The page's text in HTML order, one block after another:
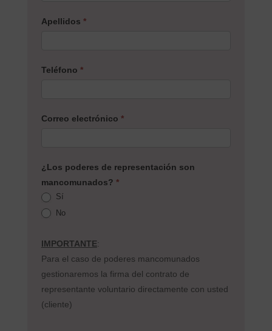
Apellidos *
Teléfono *
Correo electrónico *
¿Los poderes de representación son
mancomunados? *
Sí
No
IMPORTANTE:
Para el caso de poderes mancomunados
gestionaremos la firma del contrato de
representante voluntario directamente con usted
(cliente)